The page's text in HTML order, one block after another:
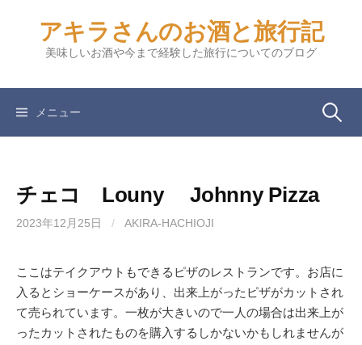
ツ
アキラさんのお酒と旅行記
美味しいお酒や今まで経験した旅行についてのブログ
メニュー 検
チェコ Louny Johnny Pizza
2023年12月25日 / AKIRA-HACHIOJI
ここはテイクアウトもできるピザのレストランです。お店に
入るとショーケースがあり、出来上がったピザがカットされ
て売られています。一枚が大きいので一人の場合は出来上が
ったカットされたものを購入するしかないかもしれませんが